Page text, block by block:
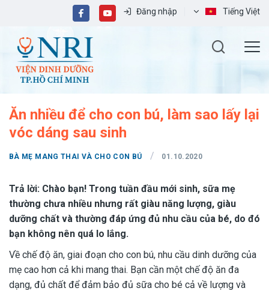
Đăng nhập Tiếng Việt
Ăn nhiều để cho con bú, làm sao lấy lại
vóc dáng sau sinh
BÀ MẸ MANG THAI VÀ CHO CON BÚ / 01.10.2020
Trả lời: Chào bạn! Trong tuần đầu mới sinh, sữa mẹ
thường chưa nhiều nhưng rất giàu năng lượng, giàu
dưỡng chất và thường đáp ứng đủ nhu cầu của bé, do đó
bạn không nên quá lo lắng.
Về chế độ ăn, giai đoạn cho con bú, nhu cầu dinh dưỡng của
mẹ cao hơn cả khi mang thai. Bạn cần một chế độ ăn đa
dạng, đủ chất để đảm bảo đủ sữa cho bé cả về lượng và